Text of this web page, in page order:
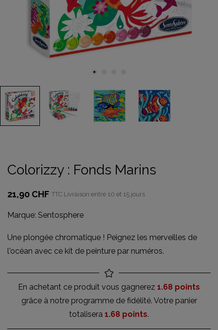
Colorizzy : Fonds Marins
21,90 CHF TTC Livraison entre 10 et 15 jours
Marque: Sentosphere
Une plongée chromatique ! Peignez les merveilles de
l'océan avec ce kit de peinture par numéros.
En achetant ce produit vous gagnerez 1.68 points
grâce à notre programme de fidélité. Votre panier
totalisera 1.68 points.